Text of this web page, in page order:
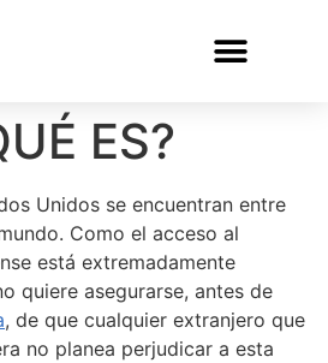
ES?
Unidos se encuentran entre
Como el acceso al
está extremadamente
quiere asegurarse, antes de
, de que cualquier extranjero que
no planea perjudicar a esta